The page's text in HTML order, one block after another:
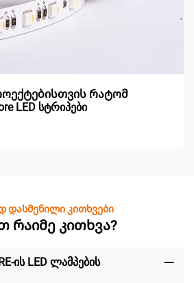
რატომ
LED სტრიპები
დასმენილი კითხვები
რაიმე კითხვა?
ის LED ლამპების